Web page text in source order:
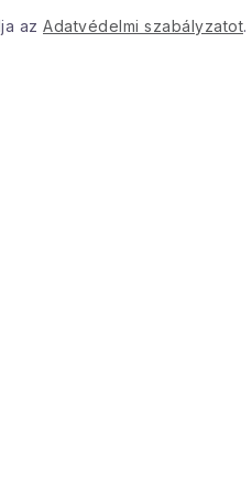
az Adatvédelmi szabályzatot.